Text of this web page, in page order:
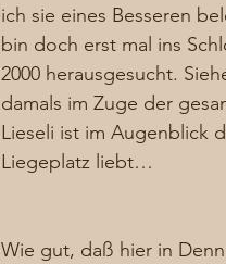
ich sie eines Besseren
bin doch erst mal ins
2000 herausgesucht.
damals im Zuge der
Lieseli ist im Augenblick
Liegeplatz liebt…
Wie gut, daß hier in